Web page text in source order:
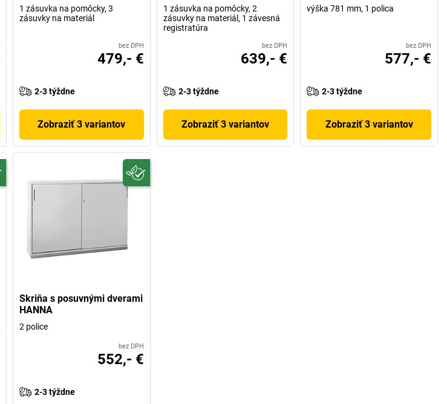
1 zásuvka na pomôcky, 3
zásuvky na materiál
bez DPH
479,- €
2-3 týždne
Zobraziť 3 variantov
1 zásuvka na pomôcky, 2
zásuvky na materiál, 1 závesná
registratúra
bez DPH
639,- €
2-3 týždne
Zobraziť 3 variantov
výška 781 mm, 1 polica
bez DPH
577,- €
2-3 týždne
Zobraziť 3 variantov
Skriňa s posuvnými dverami
HANNA
2 police
bez DPH
552,- €
2-3 týždne